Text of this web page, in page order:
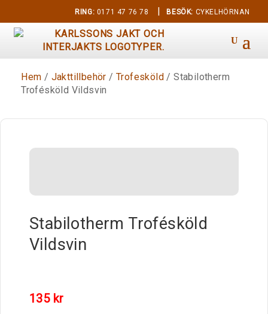
RING: 0171 47 76 78 | BESÖK: CYKELHÖRNAN
Hem / Jakttillbehör / Trofesköld / Stabilotherm
Trofésköld Vildsvin
Stabilotherm Trofésköld
Vildsvin
135 kr